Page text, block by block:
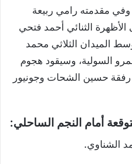
مقدمته رامي ربيعة
الأظهرة الثنائي أحمد فتحي
الميدان الثلاثي محمد
السولية، وسيقود هجوم
رفقة حسين الشحات وجونيور
أمام النجم الساحلي:
الشناوي.